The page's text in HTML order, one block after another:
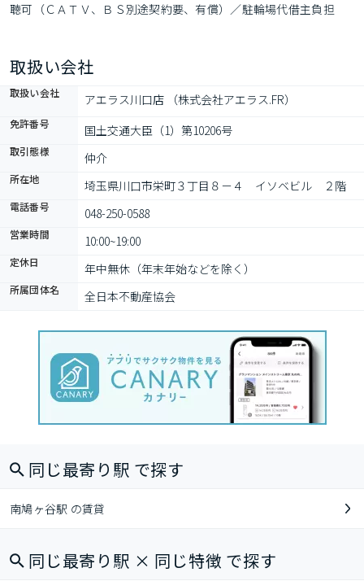
聴可（ＣＡＴＶ、ＢＳ別途契約要、有償）／駐輪場代借主負担
取扱い会社
取扱い会社 アエラス川口店 （株式会社アエラス.FR）
免許番号 国土交通大臣（1）第10206号
取引態様 仲介
所在地 埼玉県川口市栄町３丁目８－４　イソベビル　２階
電話番号 048-250-0588
営業時間 10:00~19:00
定休日 年中無休（年末年始などを除く）
所属団体名 全日本不動産協会
同じ最寄り駅 で探す
南鳩ヶ谷駅 の賃貸
同じ最寄り駅 × 同じ特徴 で探す